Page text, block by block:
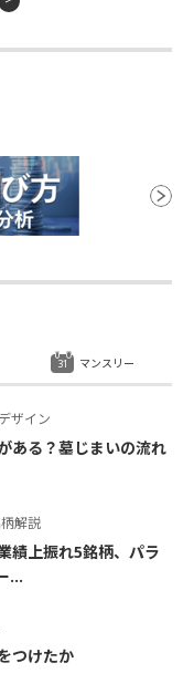
ザイン
ある？墓じまいの流れ
解説
績上振れ5銘柄、パラ
...
つけたか
マンスリー